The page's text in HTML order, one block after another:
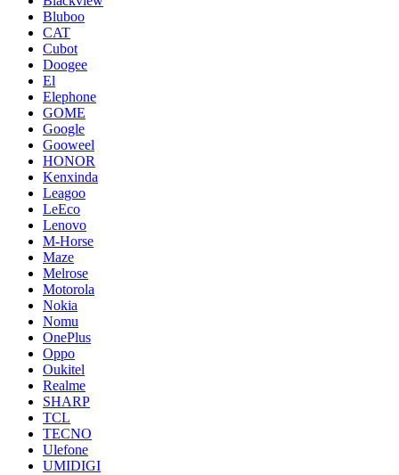
Bluboo
CAT
Cubot
Doogee
El
Elephone
GOME
Google
Gooweel
HONOR
Kenxinda
Leagoo
LeEco
Lenovo
M-Horse
Maze
Melrose
Motorola
Nokia
Nomu
OnePlus
Oppo
Oukitel
Realme
SHARP
TCL
TECNO
Ulefone
UMIDIGI